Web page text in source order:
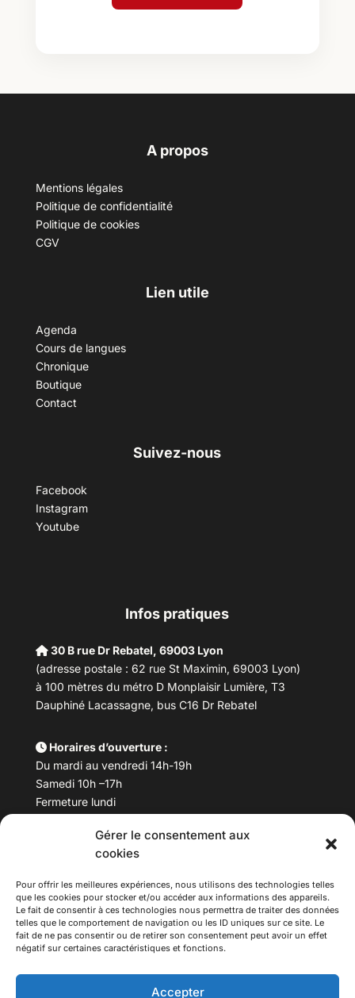
Gérer le consentement aux
cookies
Pour offrir les meilleures expériences, nous utilisons des technologies telles
que les cookies pour stocker et/ou accéder aux informations des appareils.
Le fait de consentir à ces technologies nous permettra de traiter des données
telles que le comportement de navigation ou les ID uniques sur ce site. Le
fait de ne pas consentir ou de retirer son consentement peut avoir un effet
négatif sur certaines caractéristiques et fonctions.
Accepter
A propos
Mentions légales
Politique de confidentialité
Politique de cookies
CGV
Lien utile
Agenda
Cours de langues
Chronique
Boutique
Contact
Suivez-nous
Facebook
Instagram
Youtube
Infos pratiques
30 B rue Dr Rebatel, 69003 Lyon
(adresse postale : 62 rue St Maximin, 69003 Lyon)
à 100 mètres du métro D Monplaisir Lumière, T3
Dauphiné Lacassagne, bus C16 Dr Rebatel
Horaires d’ouverture :
Du mardi au vendredi 14h-19h
Samedi 10h –17h
Fermeture lundi
Téléphone : 04 78 53 06 40
maisondesculturesasiatiques@asiexpo.com